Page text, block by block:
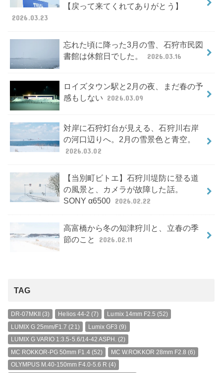
【戻って来てくれてありがとう】
2026.03.23
忘れた頃に降った3月の雪、石狩市民図
書館は休館日でした。
2026.03.16
ロイズタウン駅と2月の夜、まだ春の予
感もしない 2026.03.09
対岸に石狩灯台が見える、石狩川右岸
の河口辺りへ。2月の雪景色と青空。
2026.03.02
【当別町ビトエ】石狩川堤防に登る道
の風景と、カメラが故障した話。
SONY α6500 2026.02.22
高富橋から冬の知津狩川と、立春の季
節のこと
2026.02.11
TAG
DR-07MKII (3) Helios 44-2 (7) Lumix 14mm F2.5 (52)
LUMIX G 25mm/F1.7 (21) Lumix GF3 (9)
LUMIX G VARIO 1:3.5-5.6/14-42 ASPH. (2)
MC ROKKOR-PG 50mm F1.4(52) MC W.ROKKOR 28mm F2.8 (6)
OLYMPUS M.40-150mm F4.0-5.6 R (4)